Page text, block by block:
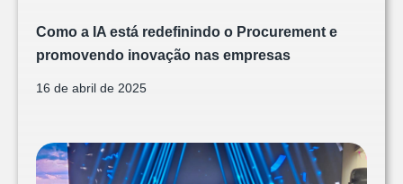
Como a IA está redefinindo o Procurement e
promovendo inovação nas empresas
16 de abril de 2025